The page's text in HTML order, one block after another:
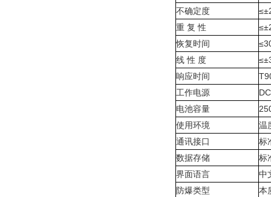
不确定度
重 复 性
恢复时间
线 性 度
响应时间
工作电源
电池容量
使用环境
温
通讯接口
标
数据存储
标
界面语言
中
防爆类型
本